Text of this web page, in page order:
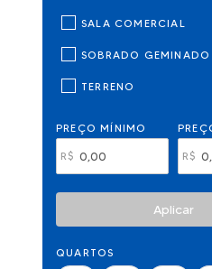
SALA COMERCIAL
SOBRADO GEMINADO
TERRENO
PREÇO MÍNIMO
R$ R$
Aplicar
QUARTOS